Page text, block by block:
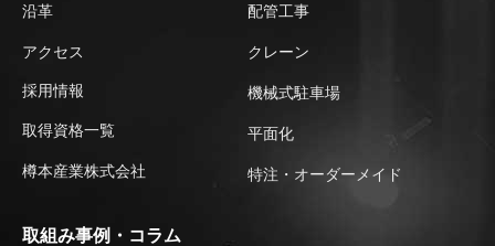
沿革
アクセス
採用情報
取得資格一覧
樽本産業株式会社
配管工事
クレーン
機械式駐車場
平⾯化
特注・オーダーメイド
取組み事例・コラム